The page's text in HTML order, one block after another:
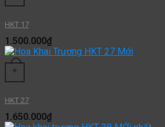
HKT 17
1.500.000₫
+
HKT 27
1.650.000₫